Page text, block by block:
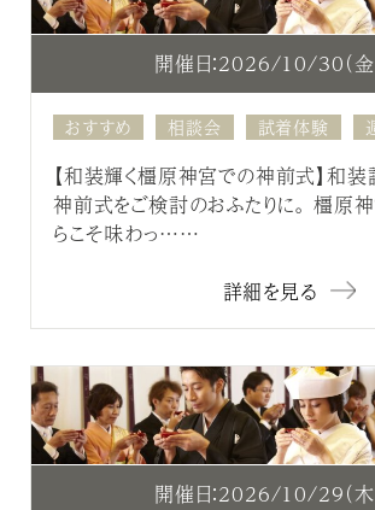
開催日：2026/10/30（金
おすすめ 相談会 試着体験
【和装輝く橿原神宮での神前式】和
神前式をご検討のおふたりに。 橿原
らこそ味わっ……
詳細を見る
開催日：2026/10/29（木